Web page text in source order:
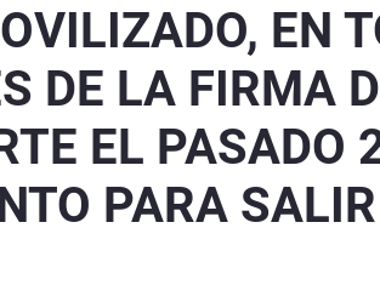
EN
DE LA FIRMA
EL PASADO
PARA